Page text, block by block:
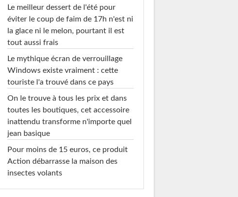
Le meilleur dessert de l'été pour
éviter le coup de faim de 17h n'est ni
la glace ni le melon, pourtant il est
tout aussi frais
Le mythique écran de verrouillage
Windows existe vraiment : cette
touriste l'a trouvé dans ce pays
On le trouve à tous les prix et dans
toutes les boutiques, cet accessoire
inattendu transforme n'importe quel
jean basique
Pour moins de 15 euros, ce produit
Action débarrasse la maison des
insectes volants